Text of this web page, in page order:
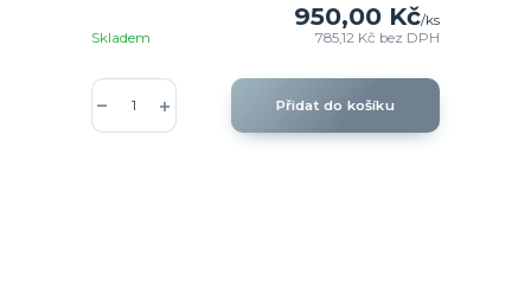
950,00 Kč/ks
785,12 Kč bez DPH
Skladem
Přidat do košíku